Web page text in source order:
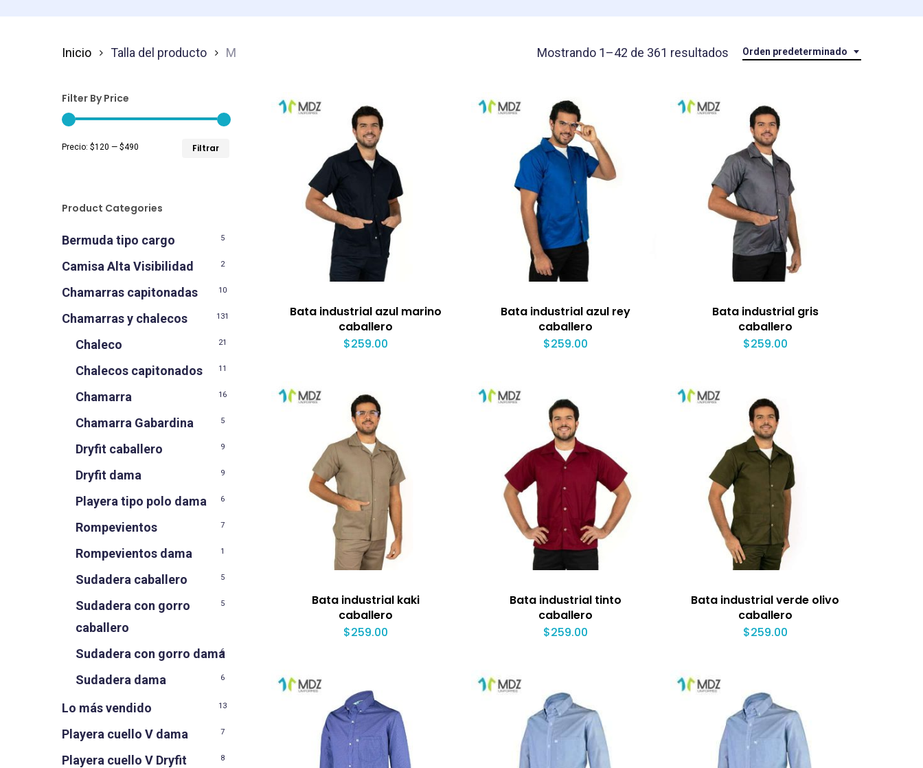
Orden predeterminado
Mostrando 1–42 de 361 resultados
Inicio Talla del producto M
Filter By Price
Filtrar
Precio: $120 — $490
Product Categories
Bermuda tipo cargo 5
Camisa Alta Visibilidad 2
Chamarras capitonadas 10
Chamarras y chalecos 131
Chaleco 21
Chalecos capitonados 11
Chamarra 16
Chamarra Gabardina 5
Dryfit caballero 9
Dryfit dama 9
Playera tipo polo dama 6
Rompevientos 7
Rompevientos dama 1
Sudadera caballero 5
Sudadera con gorro
caballero
5
Sudadera con gorro dama
6
Sudadera dama 6
Lo más vendido 13
Playera cuello V dama 7
Playera cuello V Dryfit
8
Bata industrial azul marino
caballero
$259.00
Bata industrial azul rey
caballero
$259.00
Bata industrial gris
caballero
$259.00
Bata industrial kaki
caballero
$259.00
Bata industrial tinto
caballero
$259.00
Bata industrial verde olivo
caballero
$259.00